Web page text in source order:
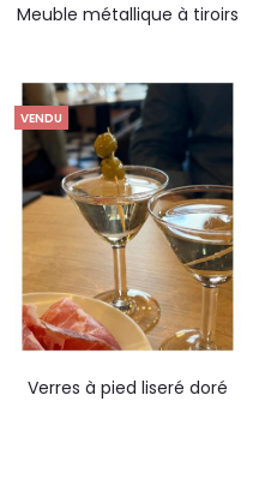
Meuble métallique à tiroirs
VENDU
Verres à pied liseré doré